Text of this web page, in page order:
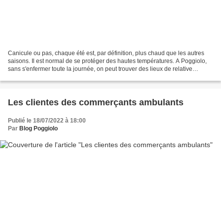
Canicule ou pas, chaque été est, par définition, plus chaud que les autres
saisons. Il est normal de se protéger des hautes températures. A Poggiolo,
sans s'enfermer toute la journée, on peut trouver des lieux de relative
Les clientes des commerçants ambulants
Publié le 18/07/2022 à 18:00
Par Blog Poggiolo